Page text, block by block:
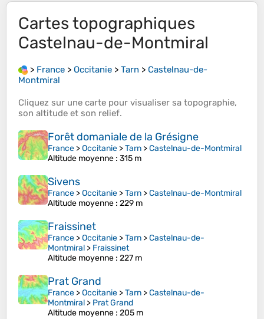
Cartes topographiques
Castelnau-de-Montmiral
> France > Occitanie > Tarn > Castelnau-de-
Montmiral
Cliquez sur une carte pour visualiser sa topographie,
son altitude et son relief.
Forêt domaniale de la Grésigne
France >Occitanie >Tarn >Castelnau-de-Montmiral
Altitude moyenne : 315 m
Sivens
France >Occitanie >Tarn >Castelnau-de-Montmiral
Altitude moyenne : 229 m
Fraissinet
France >Occitanie >Tarn >Castelnau-de-
Montmiral > Fraissinet
Altitude moyenne : 227 m
Prat Grand
France >Occitanie >Tarn >Castelnau-de-
Montmiral > Prat Grand
Altitude moyenne : 205 m